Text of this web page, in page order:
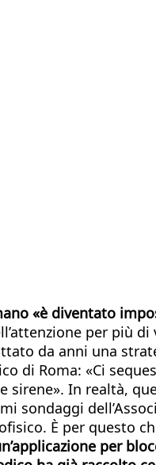
«è diventato
per più
da anni una
di Roma: «Ci
In realtà,
sondaggi
È per questo
per